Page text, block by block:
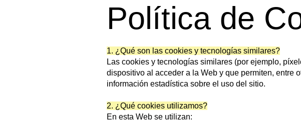
Política de
1. ¿Qué son las cookies y tecnologías similares?
Las cookies y tecnologías similares (por ejemplo,
dispositivo al acceder a la Web y que permiten, entre
información estadística sobre el uso del sitio.
2. ¿Qué cookies utilizamos?
En esta Web se utilizan: